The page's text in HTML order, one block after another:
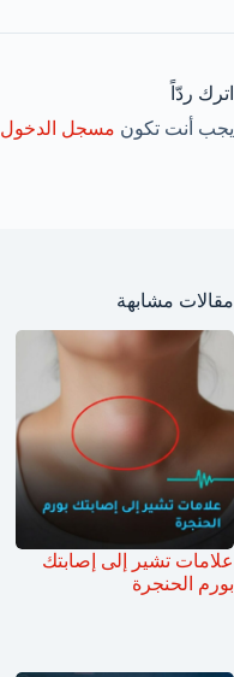
اترك ردّاً
يجب أنت تكون مسجل الدخول
مقالات مشابهة
علامات تشير إلى إصابتك
بورم الحنجرة